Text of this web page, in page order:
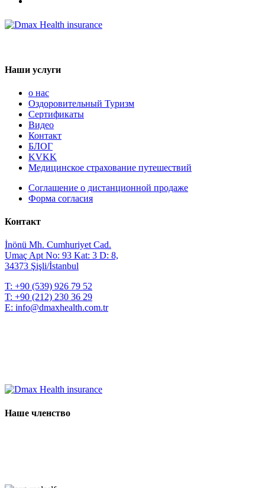
Наши услуги
о нас
Оздоровительный Туризм
Сертификаты
Видео
Контакт
БЛОГ
KVKK
Медицинское страхование путешествий
Соглашение о дистанционной продаже
Форма согласия
Контакт
İnönü Mh. Cumhuriyet Cad.
Umaç Apt No: 93 Kat: 3 D: 8,
34373 Şişli/İstanbul
T: +90 (539) 926 79 52
T: +90 (212) 230 36 29
E: info@dmaxhealth.com.tr
Наше членство